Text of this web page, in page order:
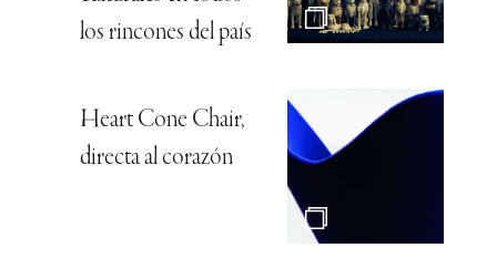
los rincones del país
Heart Cone Chair,
directa al corazón